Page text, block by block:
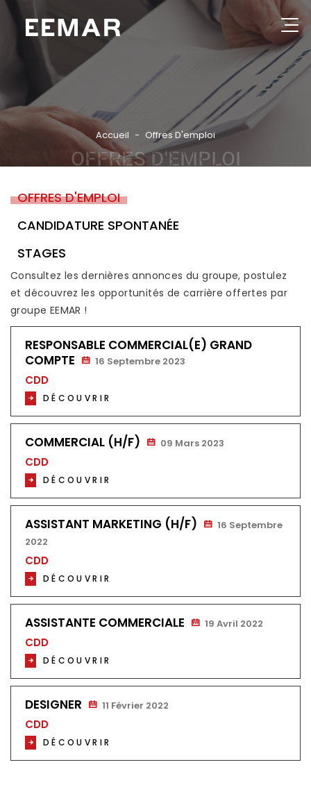
Aller
Rechercher
GROUPE
NOS PRODUITS
CATALOGUES
RÉFÉRENCES
CONSEILS PRATIQUES
CONTACT
NOS SHOWROOMS
NOUS REJOINDRE
POLITIQUE QUALITÉ
Accueil Offres D'emploi
OFFRES D'EMPLOI
OFFRES D'EMPLOI
CANDIDATURE SPONTANÉE
STAGES
Consultez les dernières annonces du groupe, postulez
et découvrez les opportunités de carrière offertes par
groupe EEMAR !
RESPONSABLE COMMERCIAL(E) GRAND
COMPTE
16 Septembre 2023
CDD
DÉCOUVRIR
COMMERCIAL (H/F) 09 Mars 2023
CDD
DÉCOUVRIR
ASSISTANT MARKETING (H/F)
16 Septembre
2022
CDD
DÉCOUVRIR
ASSISTANTE COMMERCIALE 19 Avril 2022
CDD
DÉCOUVRIR
DESIGNER 11 Février 2022
CDD
DÉCOUVRIR